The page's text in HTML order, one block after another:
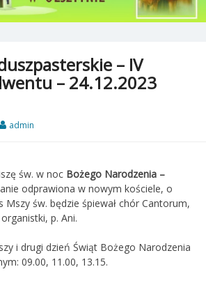
– IV
– 24.12.2023
admin
św. w noc Bożego Narodzenia –
odprawiona w nowym kościele, o
Mszy św. będzie śpiewał chór Cantorum,
p. Ani.
i drugi dzień Świąt Bożego Narodzenia
09.00, 11.00, 13.15.